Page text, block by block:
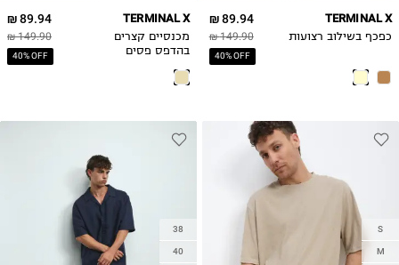
89.94 ₪
149.90 ₪
40% OFF
TERMINAL X
כפכף בשילוב רצועות
89.94 ₪
149.90 ₪
40% OFF
TERMINAL X
מכנסיים קצרים
בהדפס פסים
S
M
38
40